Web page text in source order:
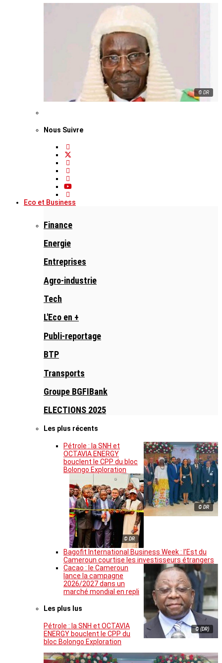
© DR
Nous Suivre
Eco et Business
Finance
Energie
Entreprises
Agro-industrie
Tech
L'Eco en +
Publi-reportage
BTP
Transports
Groupe BGFIBank
ELECTIONS 2025
Les plus récents
© DR
Pétrole : la SNH et
OCTAVIA ENERGY
bouclent le CPP du bloc
Bolongo Exploration
© DR
Bagofit International Business Week : l’Est du
Cameroun courtise les investisseurs étrangers
© (DR)
Cacao : le Cameroun
lance la campagne
2026/2027 dans un
marché mondial en repli
Les plus lus
Pétrole : la SNH et OCTAVIA
ENERGY bouclent le CPP du
bloc Bolongo Exploration